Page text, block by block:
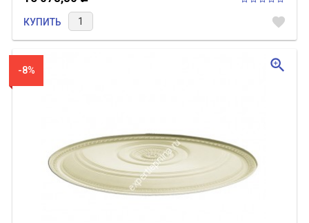
КУПИТЬ favorite
-8% zoom_in